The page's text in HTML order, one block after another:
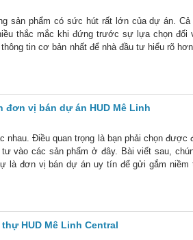
sản phẩm có sức hút rất lớn của dự án.
thắc mắc khi đứng trước sự lựa chọn đối
tin cơ bản nhất để nhà đầu tư hiểu rõ
vị bán dự án HUD Mê Linh
nhau. Điều quan trọng là bạn phải chọn được
vào các sản phẩm ở đây. Bài viết sau,
là đơn vị bán dự án uy tín để gửi gắm
HUD Mê Linh Central